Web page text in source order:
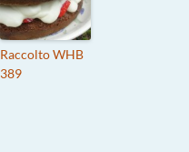
Raccolto WHB
389